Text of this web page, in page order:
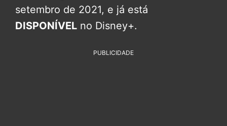
setembro de 2021, e já está
DISPONÍVEL no Disney+.
PUBLICIDADE